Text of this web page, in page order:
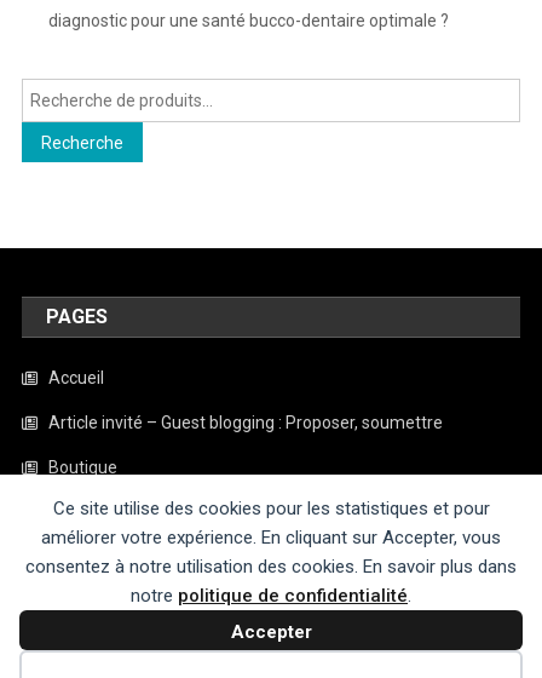
Ce site utilise des cookies pour les statistiques et pour
améliorer votre expérience. En cliquant sur Accepter, vous
consentez à notre utilisation des cookies. En savoir plus dans
notre politique de confidentialité.
Accepter
diagnostic pour une santé bucco-dentaire optimale ?
Recherche
pour :
Recherche
PAGES
Accueil
Article invité – Guest blogging : Proposer, soumettre
Boutique
Contact
Mentions légales
Politique de confidentialité